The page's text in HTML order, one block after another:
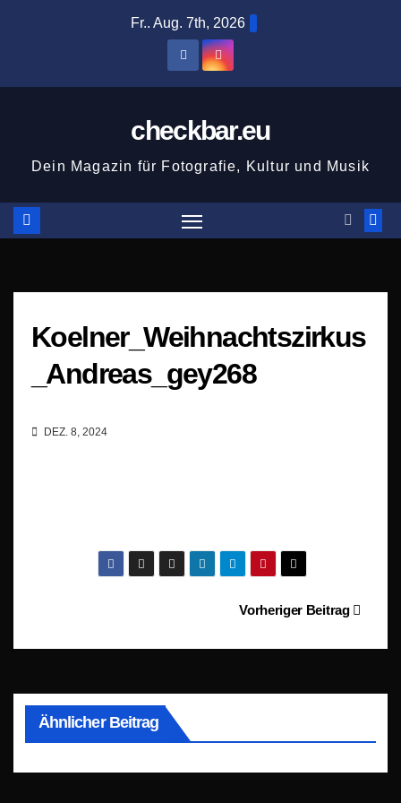
Fr.. Aug. 7th, 2026
checkbar.eu
Dein Magazin für Fotografie, Kultur und Musik
Koelner_Weihnachtszirkus
_Andreas_gey268
DEZ. 8, 2024
BeitragsnavigationVorheriger Beitrag
Ähnlicher Beitrag